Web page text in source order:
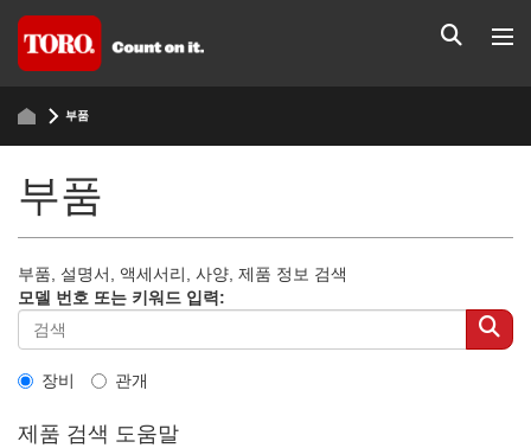
부품
부품
부품, 설명서, 액세서리, 사양, 제품 정보 검색
모델 번호 또는 키워드 입력:
장비 관개
제품 검색 도움말